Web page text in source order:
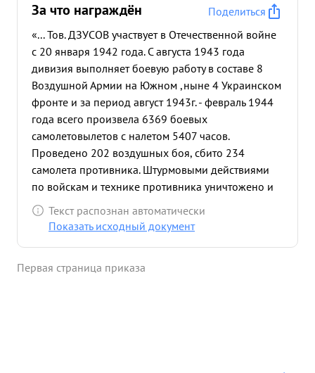
За что награждён
Поделиться
«... Тов. ДЗУСОВ участвует в Отечественной войне
с 20 января 1942 года. С августа 1943 года
дивизия выполняет боевую работу в составе 8
Воздушной Армии на Южном ,ныне 4 Украинском
фронте и за период август 1943г. - февраль 1944
года всего произвела 6369 боевых
самолетовылетов с налетом 5407 часов.
Проведено 202 воздушных боя, сбито 234
самолета противника. Штурмовыми действиями
по войскам и технике противника уничтожено и
повреждено : паравозов- 42, автомашин- 126
подвод- 34, ж.д. эшелонов- 1.ж.д. вагонов- 12
противника. За успешные боевые действия частей
Текст распознан автоматически
Показать исходный документ
Первая страница приказа